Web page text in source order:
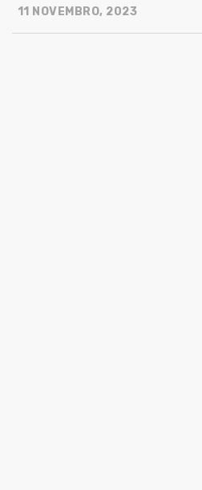
11 NOVEMBRO, 2023